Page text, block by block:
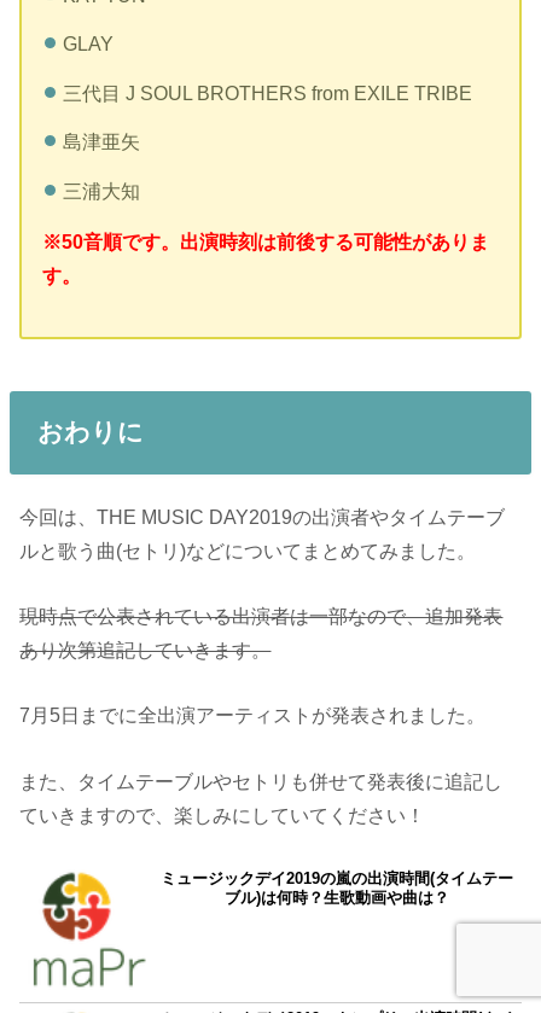
GLAY
三代目 J SOUL BROTHERS from EXILE TRIBE
島津亜矢
三浦大知
※50音順です。出演時刻は前後する可能性がありま
す。
おわりに
今回は、THE MUSIC DAY2019の出演者やタイムテーブ
ルと歌う曲(セトリ)などについてまとめてみました。
現時点で公表されている出演者は一部なので、追加発表
あり次第追記していきます。
7月5日までに全出演アーティストが発表されました。
また、タイムテーブルやセトリも併せて発表後に追記し
ていきますので、楽しみにしていてください！
ミュージックデイ2019の嵐の出演時間(タイムテー
ブル)は何時？生歌動画や曲は？